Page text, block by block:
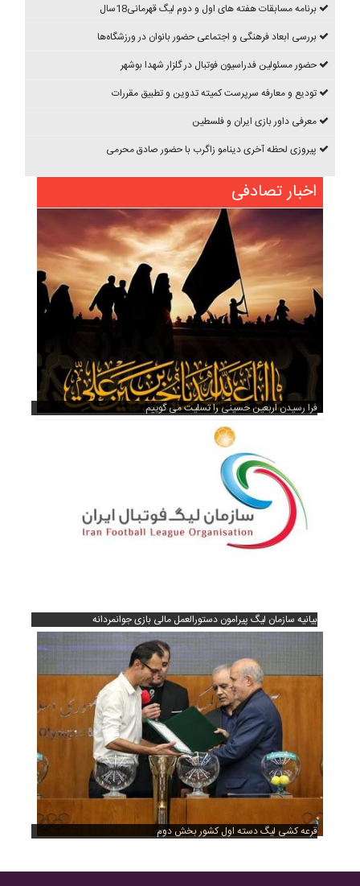
برنامه مسابقات هفته های اول و دوم ليگ قهرمانی18سال
بررسی ابعاد فرهنگی و اجتماعی حضور بانوان در ورزشگاه‌ها
حضور مسئولین فدراسیون فوتبال در گلزار شهدا بوشهر
تودیع و معارفه سرپرست کمیته تدوین و تطبیق مقررات
معرفی داور بازی ایران و فلسطین
پیروزی لحظه آخری دینامو زاگرب با حضور صادق محرمی
اخبار تصادفی
فرا رسیدن اربعین حسینی را تسلیت می گوییم
بیانیه سازمان لیگ پیرامون دستورالعمل مالی بازی جوانمردانه
قرعه کشی لیگ دسته اول کشور بخش دوم